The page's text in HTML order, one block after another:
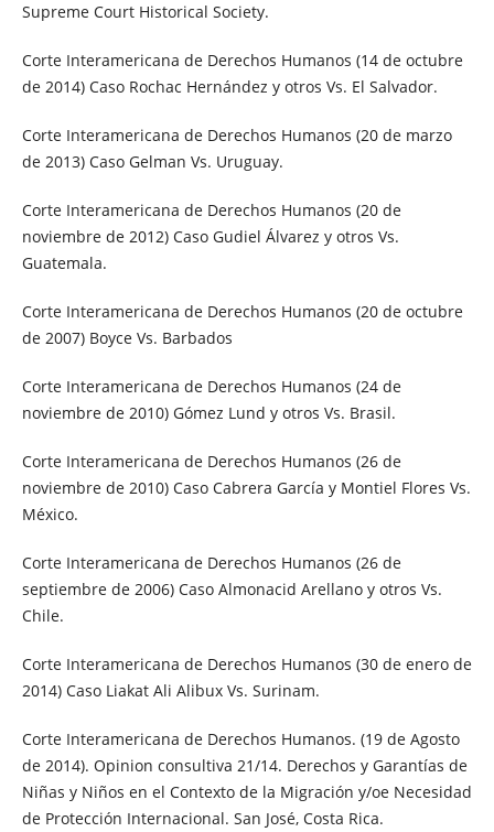
Supreme Court Historical Society.
Corte Interamericana de Derechos Humanos (14 de octubre
de 2014) Caso Rochac Hernández y otros Vs. El Salvador.
Corte Interamericana de Derechos Humanos (20 de marzo
de 2013) Caso Gelman Vs. Uruguay.
Corte Interamericana de Derechos Humanos (20 de
noviembre de 2012) Caso Gudiel Álvarez y otros Vs.
Guatemala.
Corte Interamericana de Derechos Humanos (20 de octubre
de 2007) Boyce Vs. Barbados
Corte Interamericana de Derechos Humanos (24 de
noviembre de 2010) Gómez Lund y otros Vs. Brasil.
Corte Interamericana de Derechos Humanos (26 de
noviembre de 2010) Caso Cabrera García y Montiel Flores Vs.
México.
Corte Interamericana de Derechos Humanos (26 de
septiembre de 2006) Caso Almonacid Arellano y otros Vs.
Chile.
Corte Interamericana de Derechos Humanos (30 de enero de
2014) Caso Liakat Ali Alibux Vs. Surinam.
Corte Interamericana de Derechos Humanos. (19 de Agosto
de 2014). Opinion consultiva 21/14. Derechos y Garantías de
Niñas y Niños en el Contexto de la Migración y/oe Necesidad
de Protección Internacional. San José, Costa Rica.